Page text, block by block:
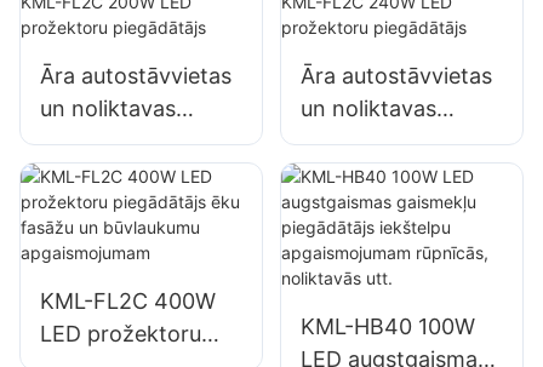
izkārtņu
Āra autostāvvietas
un noliktavas
apgaismojums
KML-FL2C 200W
LED prožektoru
piegādātājs
Āra autostāvvietas
un noliktavas
apgaismojums
KML-FL2C 240W
LED prožektoru
piegādātājs
KML-FL2C 400W
LED prožektoru
KML-HB40 100W
LED augstgaismas